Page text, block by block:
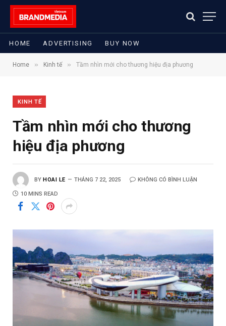
HOME ADVERTISING BUY NOW
Home » Kinh tế » Tầm nhìn mới cho thương hiệu địa phương
KINH TẾ
Tầm nhìn mới cho thương
hiệu địa phương
BY HOAI LE THÁNG 7 22, 2025 KHÔNG CÓ BÌNH LUẬN
10 MINS READ